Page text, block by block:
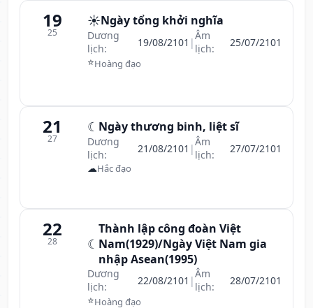
19
25
☀️Ngày tổng khởi nghĩa
Dương
lịch:
19/08/2101 |Âm
lịch:
25/07/2101
⭐Hoàng đạo
21
27
☾ Ngày thương binh, liệt sĩ
Dương
lịch:
21/08/2101 |Âm
lịch:
27/07/2101
☁Hắc đạo
22
28 ☾
Thành lập công đoàn Việt
Nam(1929)/Ngày Việt Nam gia
nhập Asean(1995)
Dương
lịch:
22/08/2101 |Âm
lịch:
28/07/2101
⭐Hoàng đạo